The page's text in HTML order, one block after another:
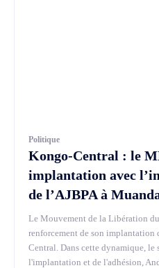
Politique
Kongo-Central : le
implantation avec
de l’AJBPA à
Le Mouvement de la Libération
renforcement de son implantation
Central. Dans cette dynamique, le
l'implantation et de l'adhésion,